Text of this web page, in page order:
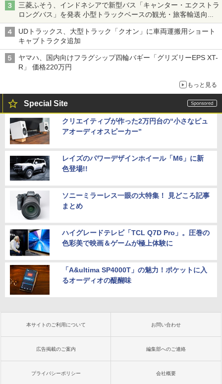
三菱ふそう、インドネシアで新型バス「キャンター・エクストラ
ロングバス」を発表 小型トラックベースの観光・旅客輸送向け
バス
UDトラックス、大型トラック「クオン」に車両運搬用ショート
キャブトラクタ追加
ヤマハ、国内向けフラグシップ四輪バギー「グリズリーEPS XT-
R」 価格220万円
もっと見る
Special Site
クリエイティブが作った2万円台の“小さなピュ
アオーディオスピーカー”
レイズのパワーデザインホイール「M6」に新
色登場!!
ソニーミラーレス一眼の大特集！ 見どころ記事
まとめ
ハイグレードテレビ「TCL Q7D Pro」。圧巻の
色彩美で映画＆ゲームが極上体験に
「A&ultima SP4000T」の魅力！ポケットに入
るオーディオの醍醐味
本サイトのご利用について お問い合わせ
広告掲載のご案内 編集部へのご連絡
プライバシーポリシー 会社概要